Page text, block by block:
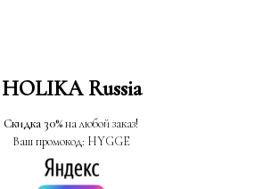
HOLIKA Russia
Скидка 30%на любой заказ!
Ваш промокод: HYGGE